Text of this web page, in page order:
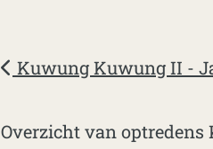
Kuwung Kuwung II -
Overzicht van